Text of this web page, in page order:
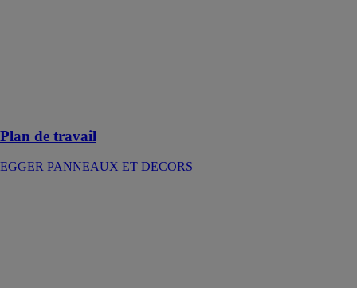
Plan de travail
EGGER PANNEAUX ET DECORS